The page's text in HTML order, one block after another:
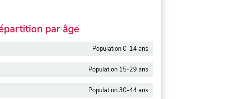
par âge
Population 0-14 ans
Population 15-29 ans
Population 30-44 ans